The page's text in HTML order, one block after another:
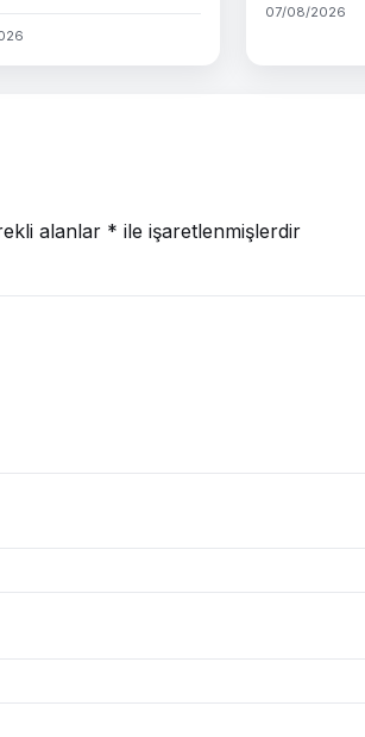
07/08/2026
alanlar * ile işaretlenmişlerdir